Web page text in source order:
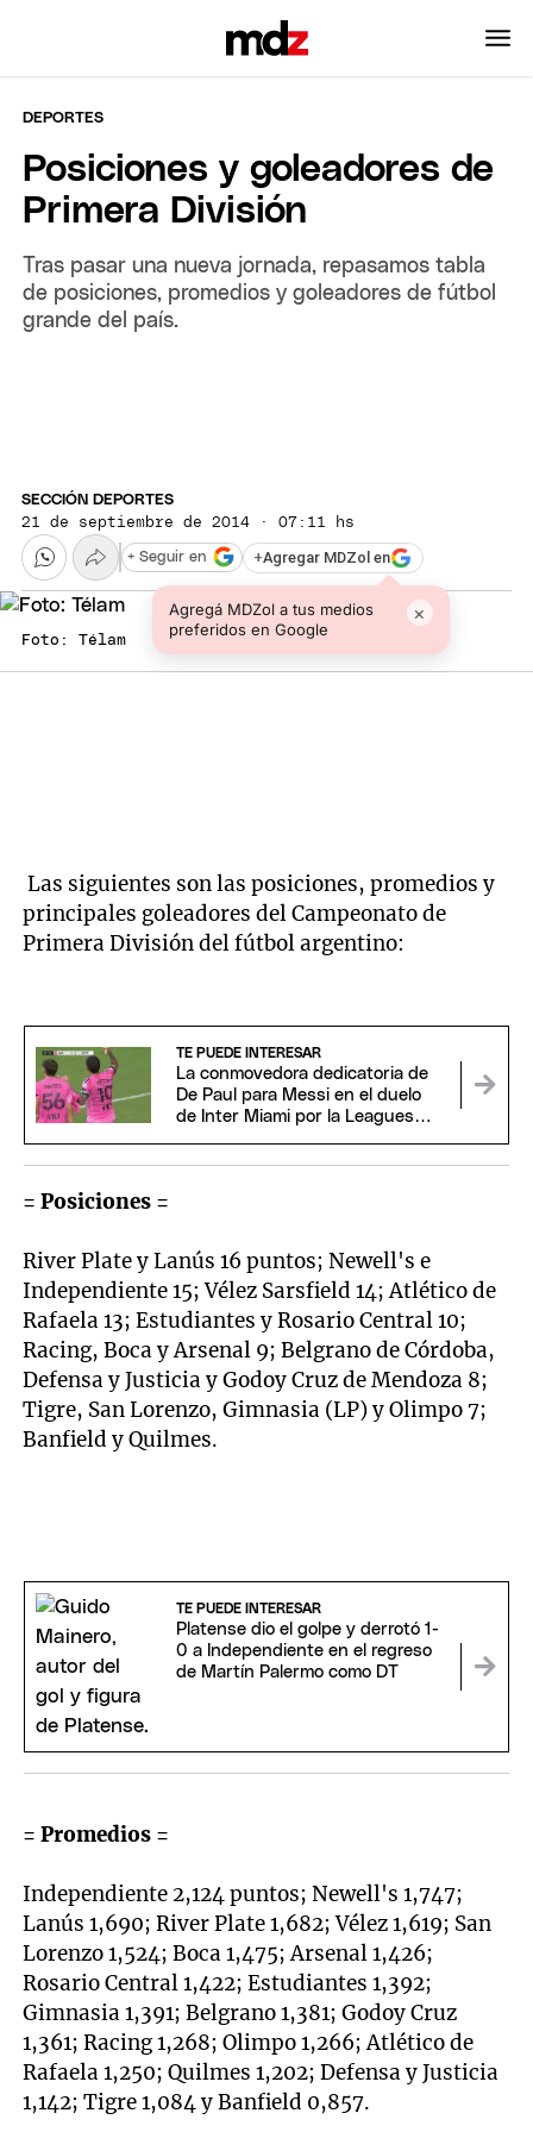
DEPORTES
Posiciones y goleadores de
Primera División
Tras pasar una nueva jornada, repasamos tabla
de posiciones, promedios y goleadores de fútbol
grande del país.
SECCIÓN DEPORTES
21 de septiembre de 2014 · 07:11 hs
+Agregar MDZol en
Agregá MDZol a tus medios
preferidos en Google
×
+ Seguir en
Foto: Télam
Las siguientes son las posiciones, promedios y
principales goleadores del Campeonato de
Primera División del fútbol argentino:
TE PUEDE INTERESAR
La conmovedora dedicatoria de
De Paul para Messi en el duelo
de Inter Miami por la Leagues
= Posiciones =
River Plate y Lanús 16 puntos; Newell's e
Independiente 15; Vélez Sarsfield 14; Atlético de
Rafaela 13; Estudiantes y Rosario Central 10;
Racing, Boca y Arsenal 9; Belgrano de Córdoba,
Defensa y Justicia y Godoy Cruz de Mendoza 8;
Tigre, San Lorenzo, Gimnasia (LP) y Olimpo 7;
Banfield y Quilmes.
TE PUEDE INTERESAR
Platense dio el golpe y derrotó 1-
0 a Independiente en el regreso
de Martín Palermo como DT
= Promedios =
Independiente 2,124 puntos; Newell's 1,747;
Lanús 1,690; River Plate 1,682; Vélez 1,619; San
Lorenzo 1,524; Boca 1,475; Arsenal 1,426;
Rosario Central 1,422; Estudiantes 1,392;
Gimnasia 1,391; Belgrano 1,381; Godoy Cruz
1,361; Racing 1,268; Olimpo 1,266; Atlético de
Rafaela 1,250; Quilmes 1,202; Defensa y Justicia
1,142; Tigre 1,084 y Banfield 0,857.